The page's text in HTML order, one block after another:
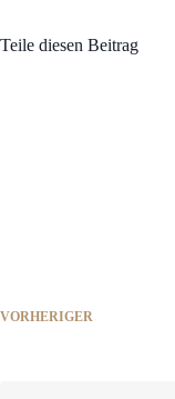
Teile diesen Beitrag
VORHERIGER